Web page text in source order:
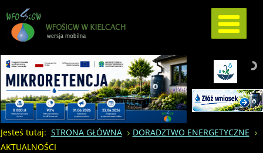
Jesteś tutaj: STRONA GŁÓWNA
DORADZTWO ENERGETYCZNE
AKTUALNOŚCI